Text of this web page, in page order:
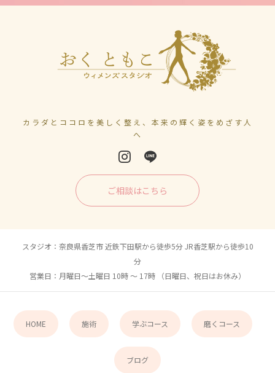
カラダとココロを美しく整え、本来の輝く姿をめざす人
へ
ご相談はこちら
スタジオ：奈良県香芝市 近鉄下田駅から徒歩5分 JR香芝駅から徒歩10
分
営業日：月曜日〜土曜日 10時 〜 17時 （日曜日、祝日はお休み）
HOME 施術 学ぶコース 磨くコース
ブログ